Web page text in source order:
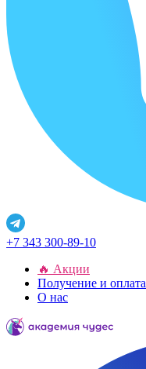
+7 343 300-89-10
🔥 Акции
Получение и оплата
О нас